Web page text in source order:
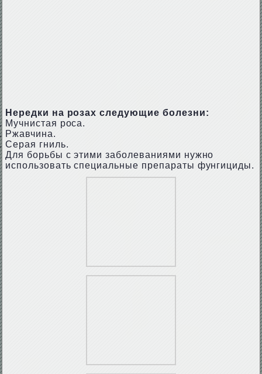
Нередки на розах следующие болезни:
Мучнистая роса.
Ржавчина.
Серая гниль.
Для борьбы с этими заболеваниями нужно
использовать специальные препараты фунгициды.